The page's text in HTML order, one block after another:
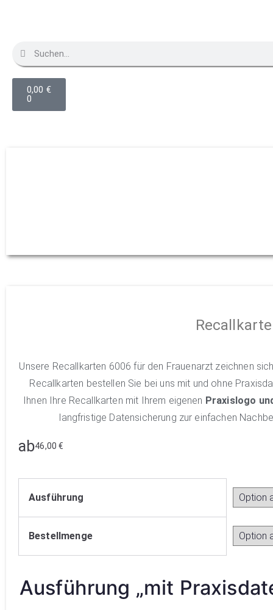
0,00 €
0
Unsere Recallkarten 6006 für den Frauenarzt zeichnen
Recallkarten bestellen Sie bei uns mit und ohne
Ihnen Ihre Recallkarten mit Ihrem eigenen Praxislogo
langfristige Datensicherung zur einfachen
ab46,00€
Ausführung
Bestellmenge
Ausführung „mit